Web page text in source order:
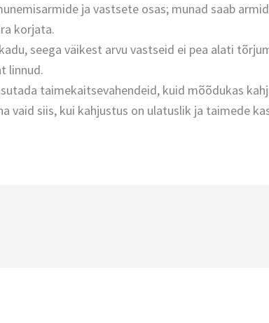
ja vastsete osas; munad saab
korjata.
seega väikest arvu vastseid ei pea alati
linnud.
taimekaitsevahendeid, kuid mõõdukas
vaid siis, kui kahjustus on ulatuslik ja taimede